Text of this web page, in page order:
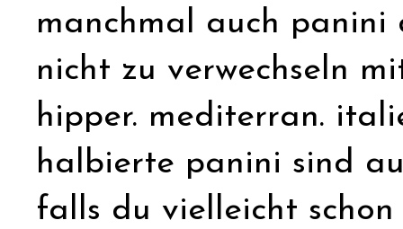
manchmal auch panini
nicht zu verwechseln
hipper. mediterran.
halbierte panini sind
falls du vielleicht